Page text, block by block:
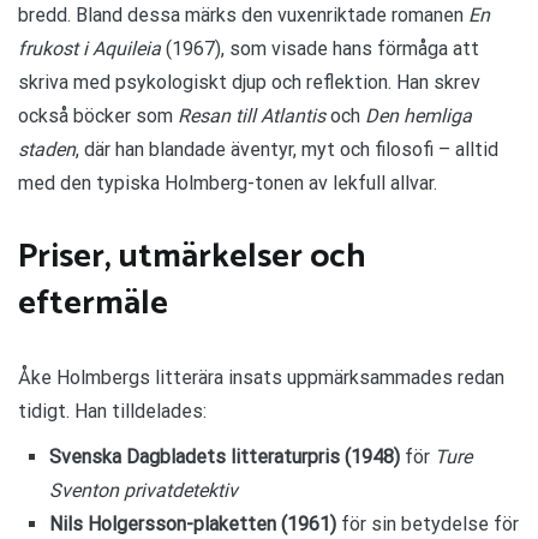
bredd. Bland dessa märks den vuxenriktade romanen En
frukost i Aquileia (1967), som visade hans förmåga att
skriva med psykologiskt djup och reflektion. Han skrev
också böcker som Resan till Atlantisoch Den hemliga
staden, där han blandade äventyr, myt och filosofi – alltid
med den typiska Holmberg-tonen av lekfull allvar.
Priser, utmärkelser och
eftermäle
Åke Holmbergs litterära insats uppmärksammades redan
tidigt. Han tilldelades:
Svenska Dagbladets litteraturpris (1948)för Ture
Sventon privatdetektiv
Nils Holgersson-plaketten (1961)för sin betydelse för